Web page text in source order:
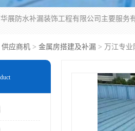
供应商机 > 金属房搭建及补漏 > 万江专